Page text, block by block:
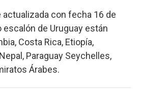
con fecha 16 de
de Uruguay están
Costa Rica, Etiopía,
Paraguay Seychelles,
Árabes.